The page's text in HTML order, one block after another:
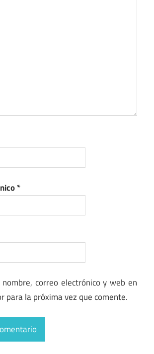
*
correo electrónico y web en
para la próxima vez que comente.